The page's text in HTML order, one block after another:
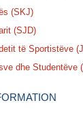
(SKJ)
(SJD)
të Sportistëve
dhe Studentëve